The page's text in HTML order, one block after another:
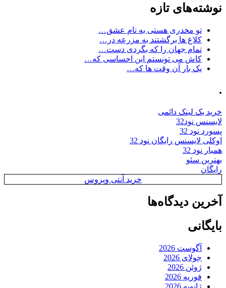
نوشته‌های تازه
تو مخدری هستی به نام عشق…
کلاغ ها برگشتند به مزرعه در…
تمام جهان را که بگردی دست…
کاش می تونستم این احساسی که…
یک بار آن وقت ها که…
.
خرید بک لینک دائمی
لایسنس نود32
پسورد نود 32
اوکلی لایسنس رایگان نود 32
همیار نود 32
بهترین سئو
رایگان
خرید آنتی ویروس
آخرین دیدگاه‌ها
بایگانی
آگوست 2026
جولای 2026
ژوئن 2026
فوریه 2026
ژانویه 2026